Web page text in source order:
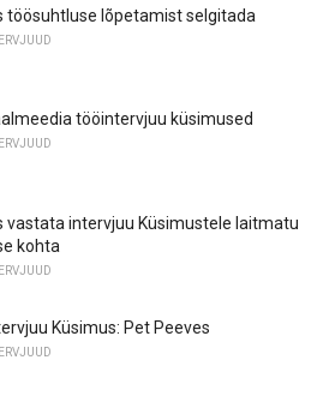
töösuhtluse lõpetamist selgitada
tööintervjuu küsimused
vastata intervjuu Küsimustele laitmatu
kohta
Küsimus: Pet Peeves